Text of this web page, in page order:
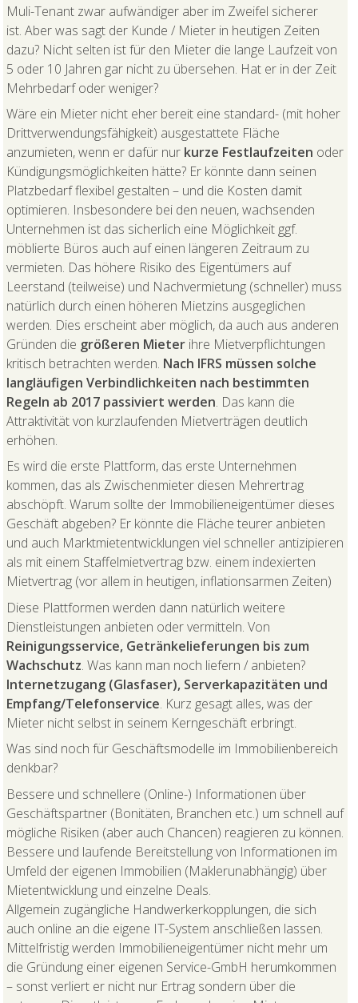
Muli-Tenant zwar aufwändiger aber im Zweifel sicherer
ist. Aber was sagt der Kunde / Mieter in heutigen Zeiten
dazu? Nicht selten ist für den Mieter die lange Laufzeit von
5 oder 10 Jahren gar nicht zu übersehen. Hat er in der Zeit
Mehrbedarf oder weniger?
Wäre ein Mieter nicht eher bereit eine standard- (mit hoher
Drittverwendungsfähigkeit) ausgestattete Fläche
anzumieten, wenn er dafür nur kurze Festlaufzeiten oder
Kündigungsmöglichkeiten hätte? Er könnte dann seinen
Platzbedarf flexibel gestalten – und die Kosten damit
optimieren. Insbesondere bei den neuen, wachsenden
Unternehmen ist das sicherlich eine Möglichkeit ggf.
möblierte Büros auch auf einen längeren Zeitraum zu
vermieten. Das höhere Risiko des Eigentümers auf
Leerstand (teilweise) und Nachvermietung (schneller) muss
natürlich durch einen höheren Mietzins ausgeglichen
werden. Dies erscheint aber möglich, da auch aus anderen
Gründen die größeren Mieter ihre Mietverpflichtungen
kritisch betrachten werden. Nach IFRS müssen solche
langläufigen Verbindlichkeiten nach bestimmten
Regeln ab 2017 passiviert werden. Das kann die
Attraktivität von kurzlaufenden Mietverträgen deutlich
erhöhen.
Es wird die erste Plattform, das erste Unternehmen
kommen, das als Zwischenmieter diesen Mehrertrag
abschöpft. Warum sollte der Immobilieneigentümer dieses
Geschäft abgeben? Er könnte die Fläche teurer anbieten
und auch Marktmietentwicklungen viel schneller antizipieren
als mit einem Staffelmietvertrag bzw. einem indexierten
Mietvertrag (vor allem in heutigen, inflationsarmen Zeiten)
Diese Plattformen werden dann natürlich weitere
Dienstleistungen anbieten oder vermitteln. Von
Reinigungsservice, Getränkelieferungen bis zum
Wachschutz. Was kann man noch liefern / anbieten?
Internetzugang (Glasfaser), Serverkapazitäten und
Empfang/Telefonservice. Kurz gesagt alles, was der
Mieter nicht selbst in seinem Kerngeschäft erbringt.
Was sind noch für Geschäftsmodelle im Immobilienbereich
denkbar?
Bessere und schnellere (Online-) Informationen über
Geschäftspartner (Bonitäten, Branchen etc.) um schnell auf
mögliche Risiken (aber auch Chancen) reagieren zu können.
Bessere und laufende Bereitstellung von Informationen im
Umfeld der eigenen Immobilien (Maklerunabhängig) über
Mietentwicklung und einzelne Deals.
Allgemein zugängliche Handwerkerkopplungen, die sich
auch online an die eigene IT-System anschließen lassen.
Mittelfristig werden Immobilieneigentümer nicht mehr um
die Gründung einer eigenen Service-GmbH herumkommen
– sonst verliert er nicht nur Ertrag sondern über die